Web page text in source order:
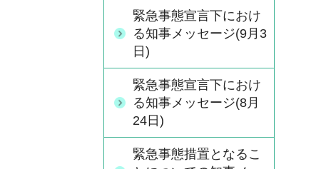
緊急事態宣言下におけ
る知事メッセージ(9月3
日)
緊急事態宣言下におけ
る知事メッセージ(8月
24日)
緊急事態措置となるこ